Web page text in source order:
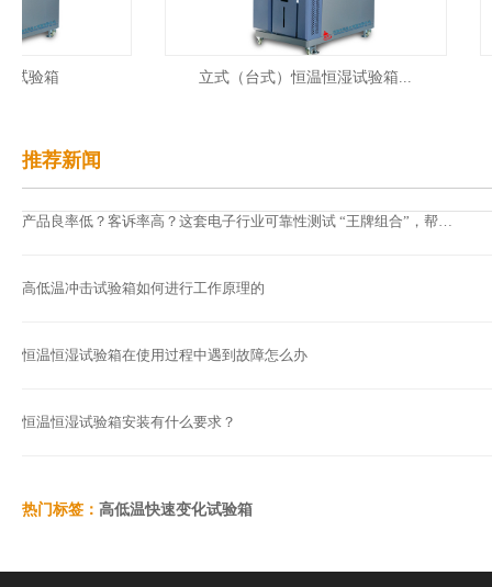
验箱 立式（台式）恒温恒湿试验箱...
推荐新闻
高低温冲击试验箱如何进行工作原理的
恒温恒湿试验箱在使用过程中遇到故障怎么办
恒温恒湿试验箱安装有什么要求？
热门标签： 高低温快速变化试验箱